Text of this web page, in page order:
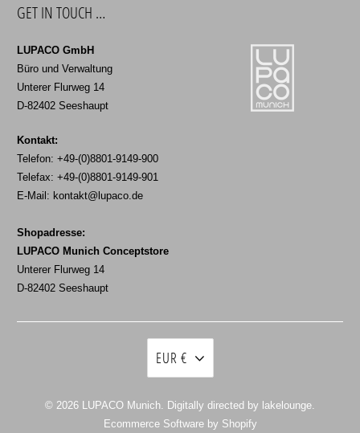
GET IN TOUCH …
LUPACO GmbH
Büro und Verwaltung
Unterer Flurweg 14
D-82402 Seeshaupt
Kontakt:
Telefon: +49-(0)8801-9149-900
Telefax: +49-(0)8801-9149-901
E-Mail: kontakt@lupaco.de
Shopadresse:
LUPACO Munich Conceptstore
Unterer Flurweg 14
D-82402 Seeshaupt
EUR €
© 2026 LUPACO Munich . Digitally directed by lakelounge.
Ecommerce Software by Shopify